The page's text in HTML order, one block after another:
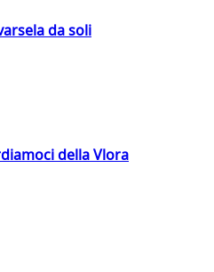
da soli
della Vlora